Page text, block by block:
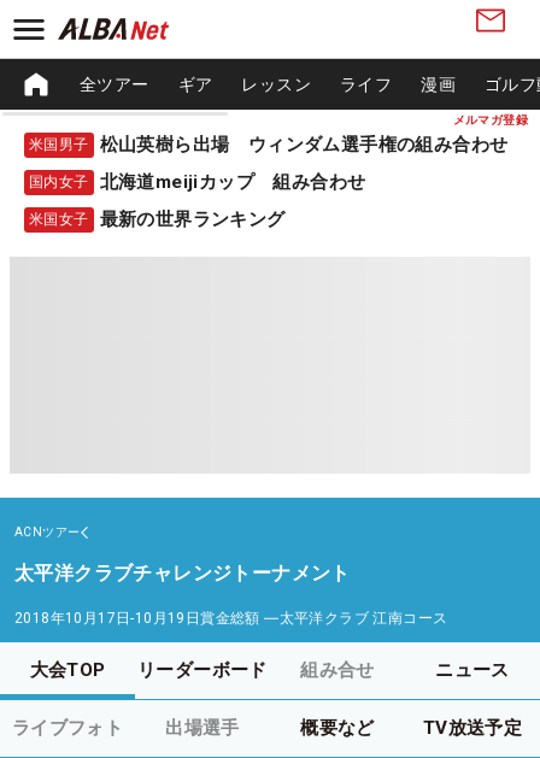
メルマガ登録
全ツアー ギア レッスン ライフ 漫画 ゴル
米国男子 松山英樹ら出場 ウィンダム選手権の組み合わせ
国内女子 北海道meijiカップ 組み合わせ
米国女子 最新の世界ランキング
ACNツアー
太平洋クラブチャレンジトーナメント
2018年10月17日-10月19日賞金総額 ―太平洋クラブ 江南コース
大会TOP リーダーボード 組み合せ ニュース
ライブフォト 出場選手 概要など TV放送予定